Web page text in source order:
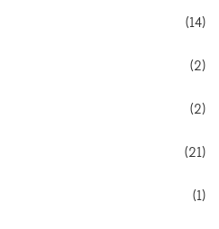
(14)
(2)
(2)
(21)
(1)